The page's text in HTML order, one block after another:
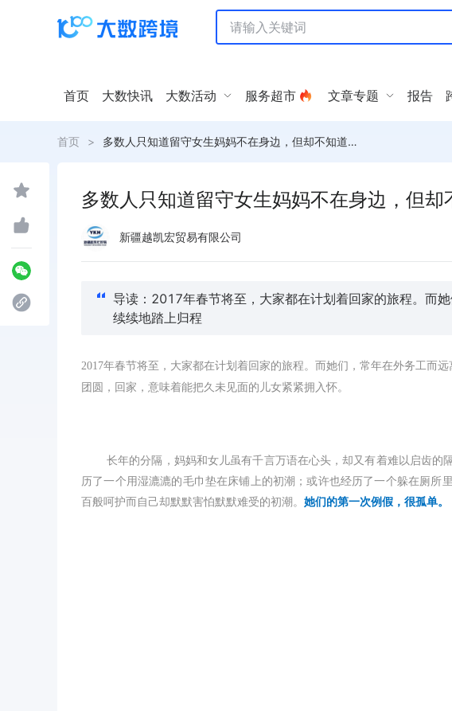
首页 大数快讯 大数活动 服务超市 文章专题 报告
首页 > 多数人只知道留守女生妈妈不在身边，但却不知道…
多数人只知道留守女生妈妈不在身边，但
新疆越凯宏贸易有限公司
导读：2017年春节将至，大家都在计划着回家的旅程。而
续续地踏上归程
2017年春节将至，大家都在计划着回家的旅程。而她们，常年在外务工而
团圆，回家，意味着能把久未见面的儿女紧紧拥入怀。
长年的分隔，妈妈和女儿虽有千言万语在心头，却又有着难以启齿的
历了一个用湿漉漉的毛巾垫在床铺上的初潮；或许也经历了一个躲在厕所
百般呵护而 自己却默默害怕默默难受的初潮。 她们的第一次例假，很孤单。